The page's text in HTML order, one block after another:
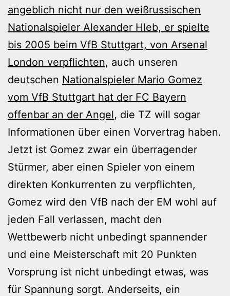
angeblich nicht nur den weißrussischen
Nationalspieler Alexander Hleb, er spielte
bis 2005 beim VfB Stuttgart, von Arsenal
London verpflichten, auch unseren
deutschen Nationalspieler Mario Gomez
vom VfB Stuttgart hat der FC Bayern
offenbar an der Angel, die TZ will sogar
Informationen über einen Vorvertrag haben.
Jetzt ist Gomez zwar ein überragender
Stürmer, aber einen Spieler von einem
direkten Konkurrenten zu verpflichten,
Gomez wird den VfB nach der EM wohl auf
jeden Fall verlassen, macht den
Wettbewerb nicht unbedingt spannender
und eine Meisterschaft mit 20 Punkten
Vorsprung ist nicht unbedingt etwas, was
für Spannung sorgt. Anderseits, ein